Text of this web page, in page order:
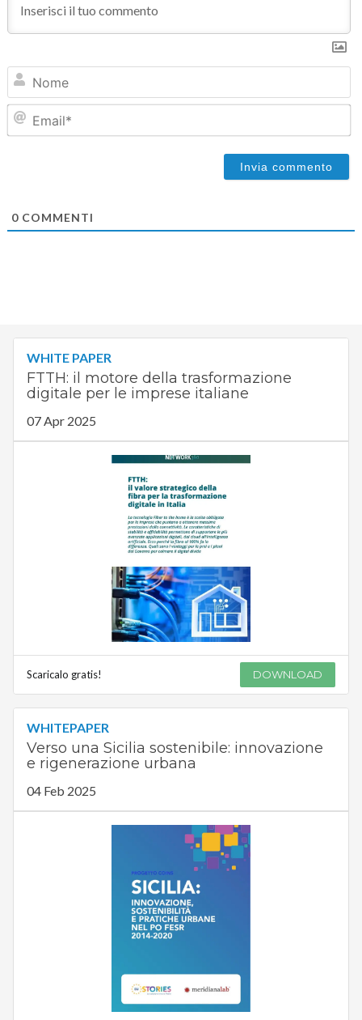
0COMMENTI
WHITE PAPER
FTTH: il motore della trasformazione
digitale per le imprese italiane
07 Apr 2025
Scaricalo gratis! DOWNLOAD
WHITEPAPER
Verso una Sicilia sostenibile: innovazione
e rigenerazione urbana
04 Feb 2025